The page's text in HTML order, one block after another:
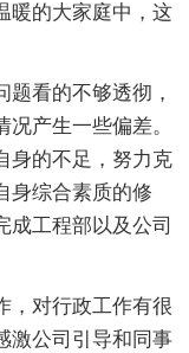
暖的大家庭中，这
看的不够透彻，
产生一些偏差。
身的不足，努力克
身综合素质的修
成工程部以及公司
，对行政工作有很
激公司引导和同事